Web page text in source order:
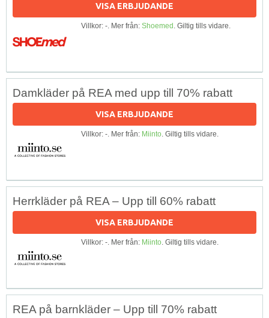
VISA ERBJUDANDE
Villkor: -. Mer från: Shoemed. Giltig tills vidare.
Damkläder på REA med upp till 70% rabatt
VISA ERBJUDANDE
Villkor: -. Mer från: Miinto. Giltig tills vidare.
Herrkläder på REA – Upp till 60% rabatt
VISA ERBJUDANDE
Villkor: -. Mer från: Miinto. Giltig tills vidare.
REA på barnkläder – Upp till 70% rabatt